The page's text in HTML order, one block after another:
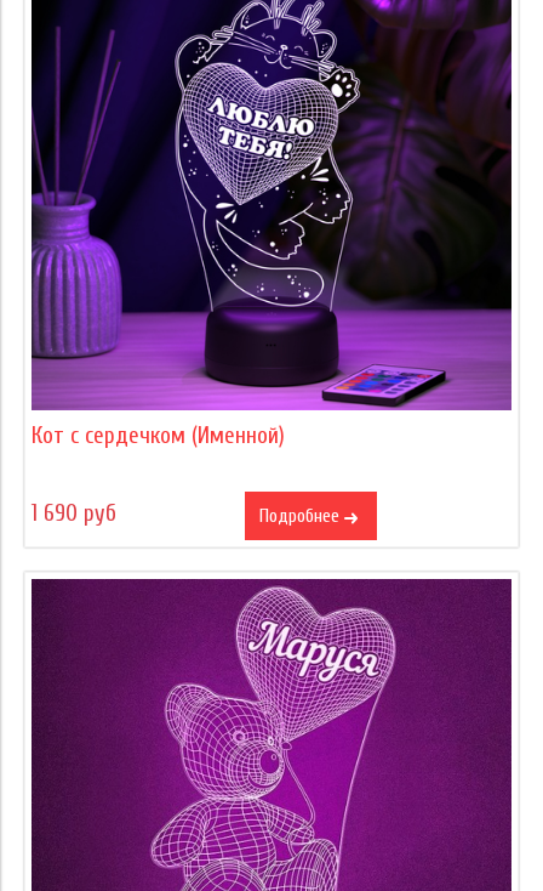
Кот с сердечком (Именной)
1 690 руб Подробнее